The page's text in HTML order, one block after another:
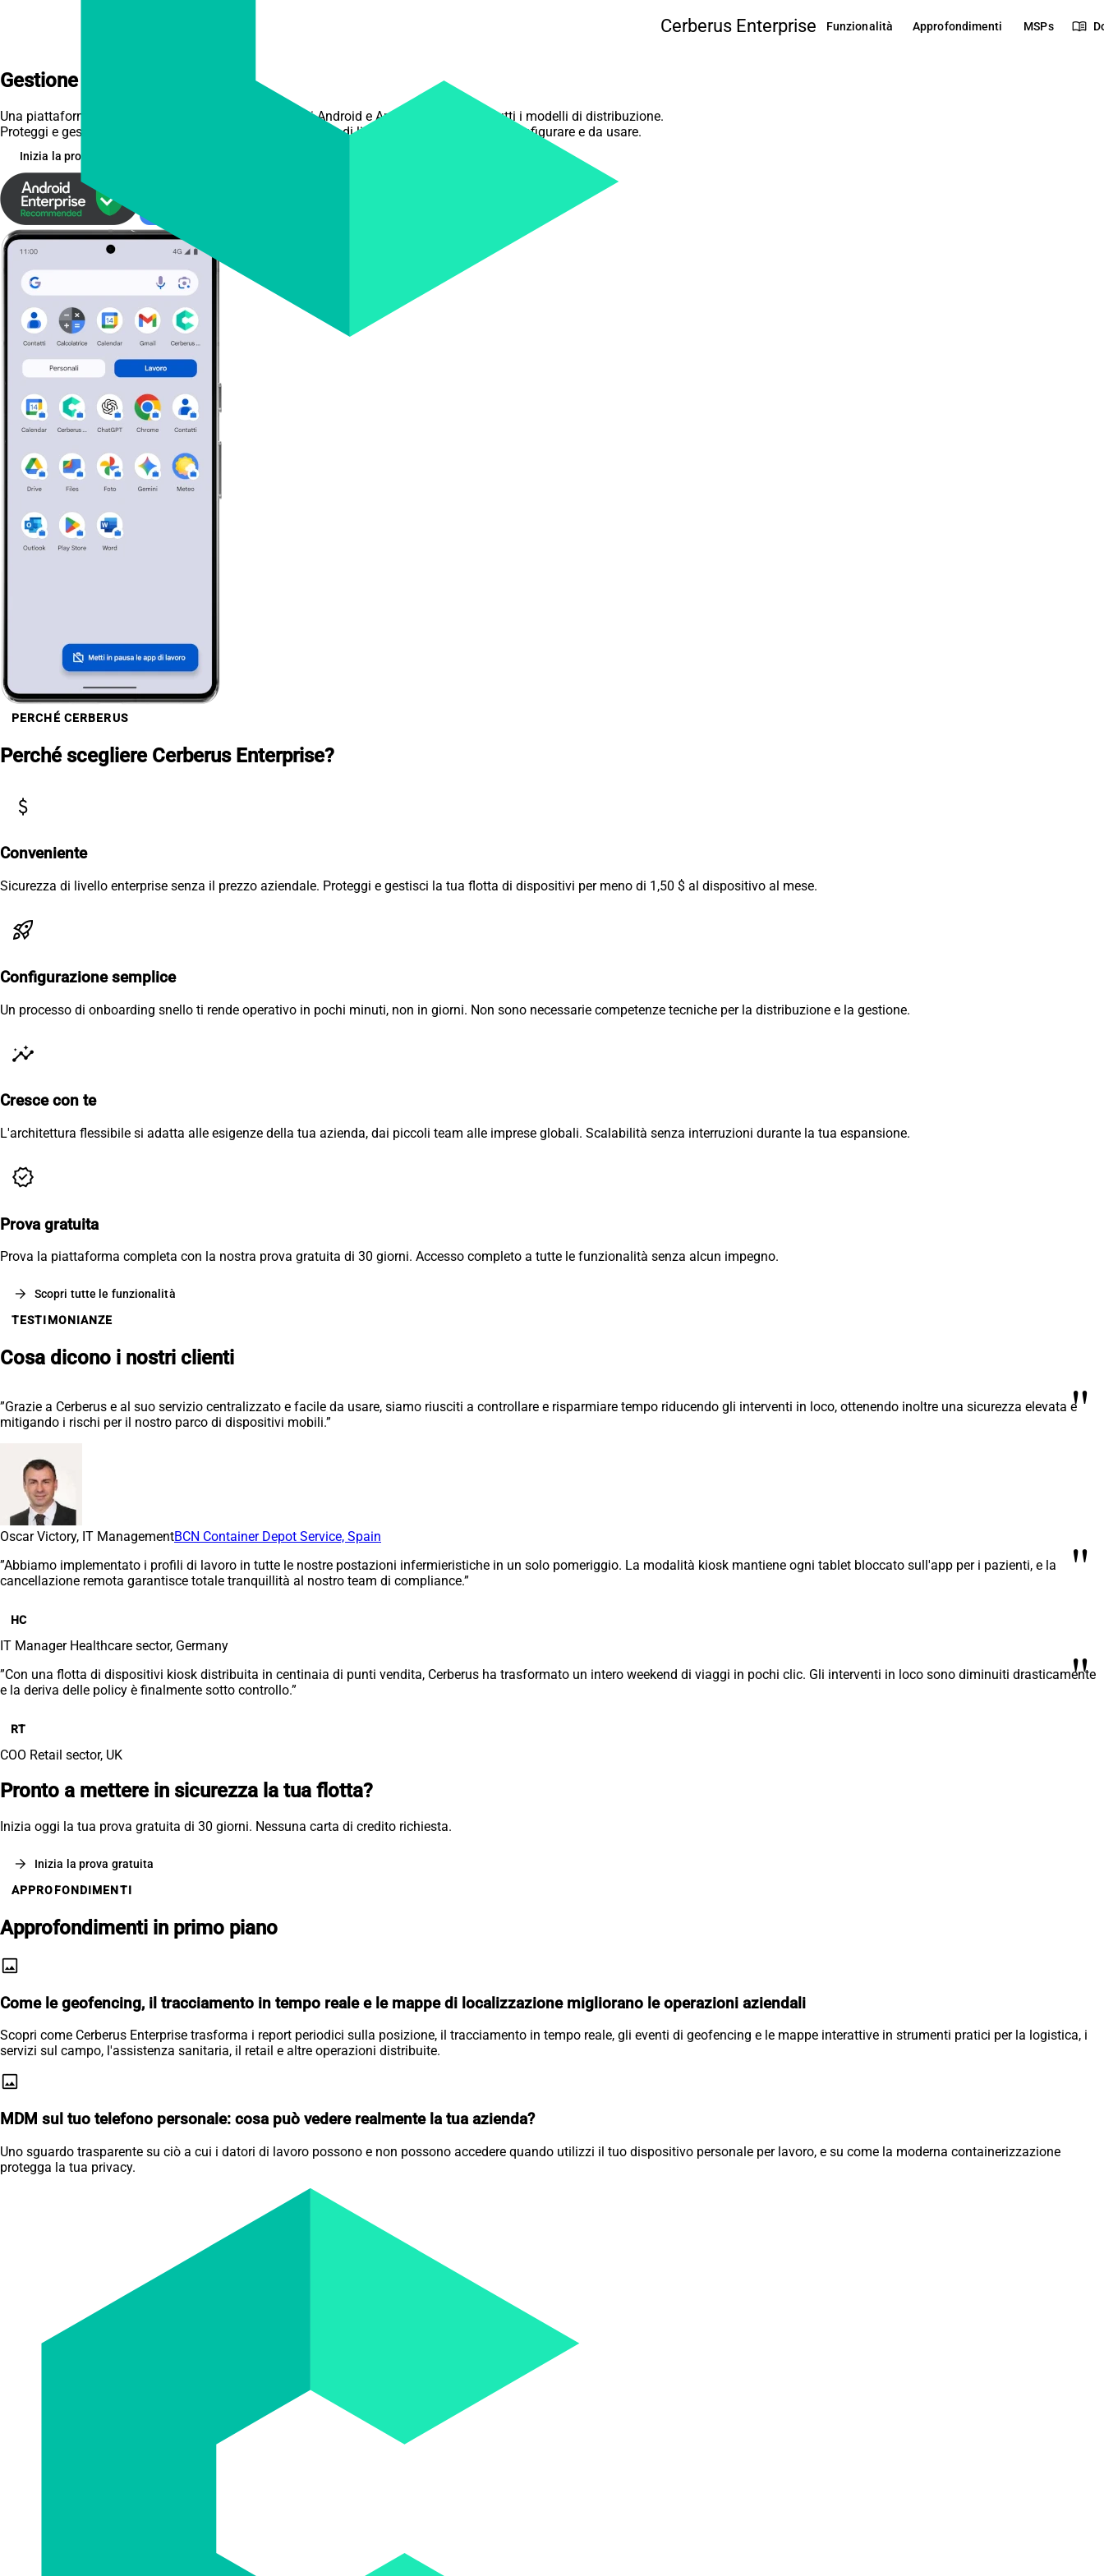
Cerberus Enterprise Funzionalità Approfondimenti MSPs menu_book
Gestione Mobile Sicura, Semplificata
Una piattaforma unificata per la gestione di dispositivi Android e Apple, che supporta tutti i modelli di distribuzione.
Proteggi e gestisci i dispositivi aziendali con una sicurezza di livello enterprise, facile da configurare e da usare.
Inizia la prova gratuita
PERCHÉ CERBERUS
Perché scegliere Cerberus Enterprise?
attach_money
Conveniente
Sicurezza di livello enterprise senza il prezzo aziendale. Proteggi e gestisci la tua flotta di dispositivi per meno di 1,50 $ al dispositivo al mese.
rocket_launch
Configurazione semplice
Un processo di onboarding snello ti rende operativo in pochi minuti, non in giorni. Non sono necessarie competenze tecniche per la distribuzione e la gestione.
insights
Cresce con te
L'architettura flessibile si adatta alle esigenze della tua azienda, dai piccoli team alle imprese globali. Scalabilità senza interruzioni durante la tua espansione.
verified
Prova gratuita
Prova la piattaforma completa con la nostra prova gratuita di 30 giorni. Accesso completo a tutte le funzionalità senza alcun impegno.
arrow_forward
Scopri tutte le funzionalità
TESTIMONIANZE
Cosa dicono i nostri clienti
"
”Grazie a Cerberus e al suo servizio centralizzato e facile da usare, siamo riusciti a controllare e risparmiare tempo riducendo gli interventi in loco, ottenendo inoltre una sicurezza elevata e
mitigando i rischi per il nostro parco di dispositivi mobili.”
Oscar Victory, IT ManagementBCN Container Depot Service, Spain "
”Abbiamo implementato i profili di lavoro in tutte le nostre postazioni infermieristiche in un solo pomeriggio. La modalità kiosk mantiene ogni tablet bloccato sull'app per i pazienti, e la
cancellazione remota garantisce totale tranquillità al nostro team di compliance.”
HC
IT ManagerHealthcare sector, Germany "
”Con una flotta di dispositivi kiosk distribuita in centinaia di punti vendita, Cerberus ha trasformato un intero weekend di viaggi in pochi clic. Gli interventi in loco sono diminuiti drasticamente
e la deriva delle policy è finalmente sotto controllo.”
RT
COO Retail sector, UK
Pronto a mettere in sicurezza la tua flotta?
Inizia oggi la tua prova gratuita di 30 giorni. Nessuna carta di credito richiesta.
arrow_forward
Inizia la prova gratuita
APPROFONDIMENTI
Approfondimenti in primo piano
image
Come le geofencing, il tracciamento in tempo reale e le mappe di localizzazione migliorano le operazioni aziendali
Scopri come Cerberus Enterprise trasforma i report periodici sulla posizione, il tracciamento in tempo reale, gli eventi di geofencing e le mappe interattive in strumenti pratici per la logistica, i
servizi sul campo, l'assistenza sanitaria, il retail e altre operazioni distribuite.
image
MDM sul tuo telefono personale: cosa può vedere realmente la tua azienda?
Uno sguardo trasparente su ciò a cui i datori di lavoro possono e non possono accedere quando utilizzi il tuo dispositivo personale per lavoro, e su come la moderna containerizzazione
protegga la tua privacy.